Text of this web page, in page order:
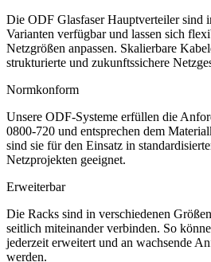
Die ODF Glasfaser Hauptverteiler sind
Varianten verfügbar und lassen sich
Netzgrößen anpassen. Skalierbare
strukturierte und zukunftssichere
Normkonform
Unsere ODF-Systeme erfüllen die
0800-720 und entsprechen dem
sind sie für den Einsatz in
Netzprojekten geeignet.
Erweiterbar
Die Racks sind in verschiedenen
seitlich miteinander verbinden. So
jederzeit erweitert und an wachsende
werden.